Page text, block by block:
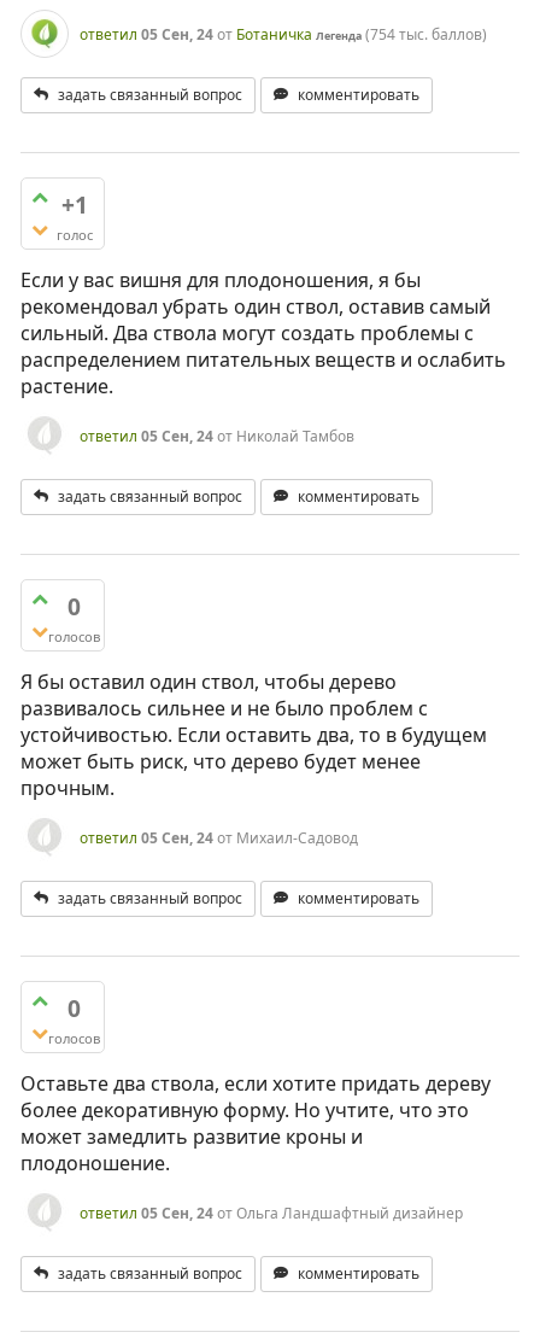
ответил 05 Сен, 24от Ботаничка Легенда (754 тыс.баллов)
задать связанный вопрос комментировать
+1
голос
Если у вас вишня для плодоношения, я бы
рекомендовал убрать один ствол, оставив самый
сильный. Два ствола могут создать проблемы с
распределением питательных веществ и ослабить
растение.
ответил 05 Сен, 24от Николай Тамбов
задать связанный вопрос комментировать
0
голосов
Я бы оставил один ствол, чтобы дерево
развивалось сильнее и не было проблем с
устойчивостью. Если оставить два, то в будущем
может быть риск, что дерево будет менее
прочным.
ответил 05 Сен, 24от Михаил-Садовод
задать связанный вопрос комментировать
0
голосов
Оставьте два ствола, если хотите придать дереву
более декоративную форму. Но учтите, что это
может замедлить развитие кроны и
плодоношение.
ответил 05 Сен, 24отОльга Ландшафтный дизайнер
задать связанный вопрос комментировать